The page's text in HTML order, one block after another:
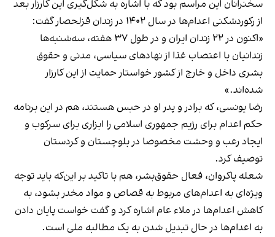
سخنرانان این مراسم بود که با اشاره به شکل‌گیری این کارزار بعد
از رکوردشکنی اعدام‌ها در سال ۱۴۰۲ در زندان قزلحصار گفت:
«اکنون در ۲۲ زندان ایران و در طول ۳۷ هفته، سه‌شنبه‌ها
زندانیان با اعتصاب غذا از نهادهای سیاسی، مدنی و حقوق
بشری داخل و خارج از کشور خواستار حمایت از این کارزار
شده‌اند.»
رضا یونسی، که برادر و پدر او در حبس هستند، هم در این برنامه
حکم اعدام برای رژیم جمهوری اسلامی را ابزاری برای سرکوب و
ایجاد رعب و وحشت مخصوصا در بلوچستان و کردستان
توصیف کرد.
شعله پاکروان، فعال حقوق‌بشر، هم با تاکید بر این‌که باید توجه
ویژه‌ای به اعدام‌های مربوط به قصاص و مواد مخدر بشود، به
کاهش اعدام‌ها در ملاء عام اشاره کرد و گفت خواست پایان دادن
به اعدام‌ها در حال تبدیل شدن به یک مطالبه‌ ملی است.